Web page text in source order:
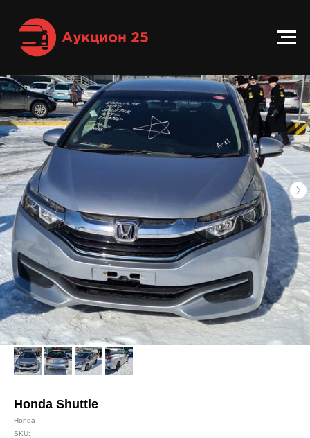
Honda Shuttle
Honda
SKU: